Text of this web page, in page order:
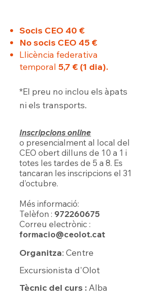
Socis CEO 40 €
No socis CEO 45 €
Llicència federativa
temporal 5,7 € (1 dia).
*El preu no inclou els àpats
ni els transports.
Inscripcions online
o presencialment al local del
CEO obert dilluns de 10 a 1 i
totes les tardes de 5 a 8. Es
tancaran les inscripcions el 31
d’octubre.
Més informació:
Telèfon : 972260675
Correu electrònic :
formacio@ceolot.cat
Organitza: Centre
Excursionista d'Olot
Tècnic del curs : Alba